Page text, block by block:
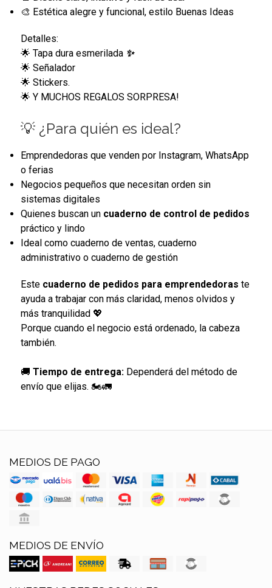
🎨 Estética alegre y funcional, estilo Buenas Ideas
Detalles:
🌟 Tapa dura esmerilada ✨
🌟 Señalador
🌟 Stickers.
🌟 Y MUCHOS REGALOS SORPRESA!
💡 ¿Para quién es ideal?
Emprendedoras que venden por Instagram, WhatsApp
o ferias
Negocios pequeños que necesitan orden sin
sistemas digitales
Quienes buscan un cuaderno de control de pedidos
práctico y lindo
Ideal como cuaderno de ventas, cuaderno
administrativo o cuaderno de gestión
Este cuaderno de pedidos para emprendedoras te
ayuda a trabajar con más claridad, menos olvidos y
más tranquilidad 💖
Porque cuando el negocio está ordenado, la cabeza
también.
🚚 Tiempo de entrega:Dependerá del método de
envío que elijas. 🏍🚛
MEDIOS DE PAGO
MEDIOS DE ENVÍO